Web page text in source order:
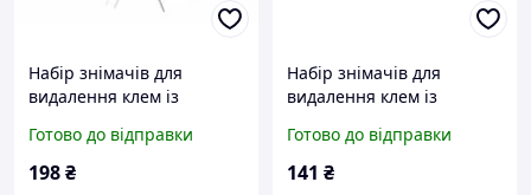
Набір знімачів для
видалення клем із
AT18R Новинка (Код6870)
Готово до відправки
198₴
Набір знімачів для
видалення клем із
G02702 (Код6901)
Готово до відправки
141 ₴